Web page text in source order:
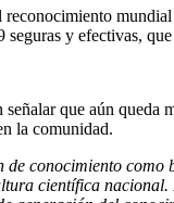
y efectivas,
que aún
la comunidad.
conocimiento
científica